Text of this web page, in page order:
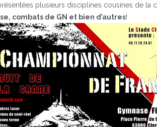
plusieurs disciplines cousines de la
combats de GN et bien d’autres!